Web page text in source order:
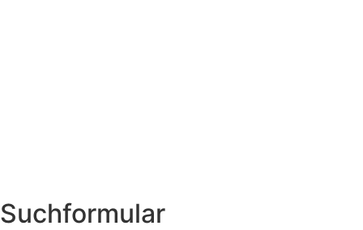
Suchformular